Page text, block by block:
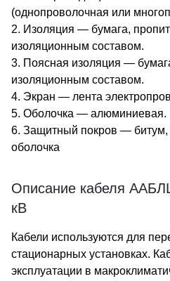
(однопроволочная или
2. Изоляция — бумага,
изоляционным составом.
3. Поясная изоляция —
изоляционным составом.
4. Экран — лента
5. Оболочка — алюминиевая.
6. Защитный покров —
оболочка
Описание кабеля
кВ
Кабели используются для
стационарных установках.
эксплуатации в